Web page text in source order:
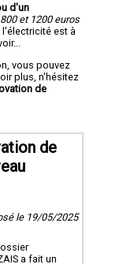
d'un
et 1200 euros
est à
vous pouvez
plus, n'hésitez
de
de
le 19/05/2025
a fait un